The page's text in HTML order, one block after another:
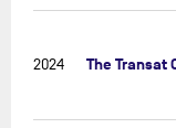
2024 The Transat